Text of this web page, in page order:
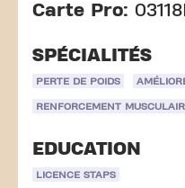
Carte Pro:
SPÉCIALITÉS
PERTE DE POIDS
RENFORCEMENT
EDUCATION
LICENCE STAPS